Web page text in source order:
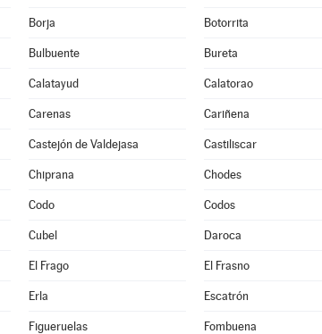
Borja Botorrita
Bulbuente Bureta
Calatayud Calatorao
Carenas Cariñena
Castejón de Valdejasa Castiliscar
Chiprana Chodes
Codo Codos
Cubel Daroca
El Frago El Frasno
Erla Escatrón
Figueruelas Fombuena